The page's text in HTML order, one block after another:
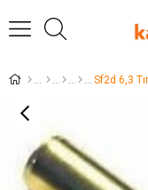
Sf2d 6,3